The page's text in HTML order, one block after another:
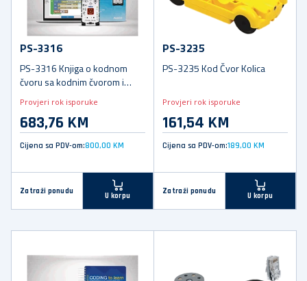
PS-3316
PS-3316 Knjiga o kodnom
čvoru sa kodnim čvorom i
Provjeri rok isporuke
683,76 KM
Cijena sa PDV-om:800,00 KM
Zatraži ponudu
U korpu
PS-3235
PS-3235 Kod Čvor Kolica
Provjeri rok isporuke
161,54 KM
Cijena sa PDV-om:189,00 KM
Zatraži ponudu
U korpu